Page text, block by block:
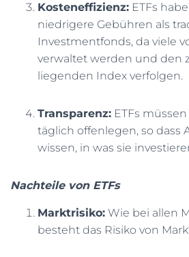
Kosteneffizienz: ETFs
niedrigere Gebühren als
Investmentfonds, da viele
verwaltet werden und den
liegenden Index verfolgen.
Transparenz: ETFs
täglich offenlegen, so dass
wissen, in was sie
Nachteile von ETFs
Marktrisiko: Wie bei allen
besteht das Risiko von